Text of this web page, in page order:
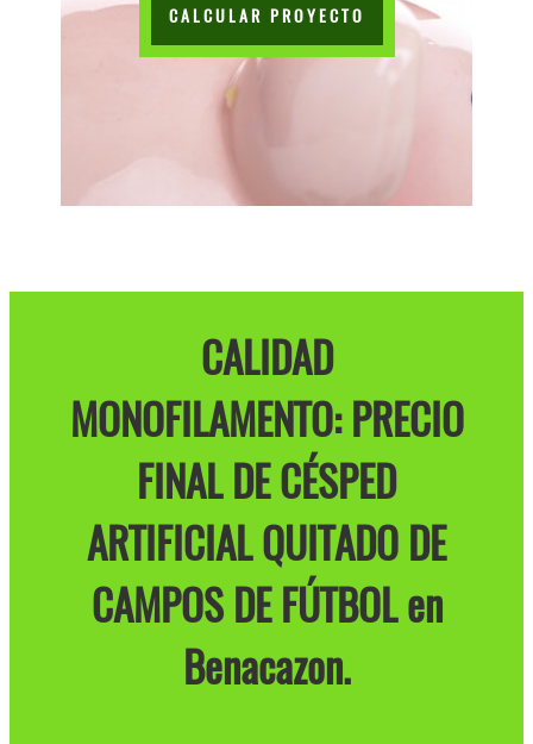
CALCULAR PROYECTO
CALIDAD
MONOFILAMENTO: PRECIO
FINAL DE CÉSPED
ARTIFICIAL QUITADO DE
CAMPOS DE FÚTBOL en
Benacazon.